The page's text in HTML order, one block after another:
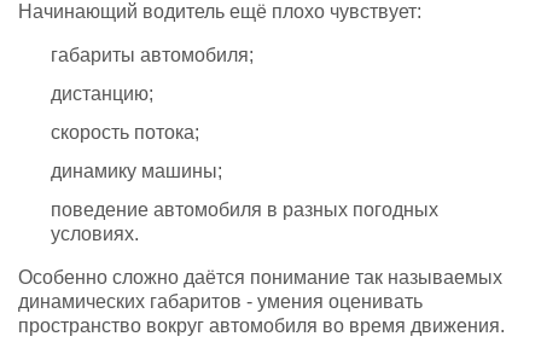
Начинающий водитель ещё плохо чувствует:
габариты автомобиля;
дистанцию;
скорость потока;
динамику машины;
поведение автомобиля в разных погодных
условиях.
Особенно сложно даётся понимание так называемых
динамических габаритов - умения оценивать
пространство вокруг автомобиля во время движения.